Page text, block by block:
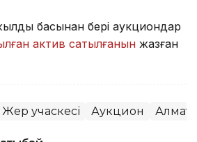
басынан бері аукциондар
актив сатылғанын жазған
Жер учаскесі Аукцион